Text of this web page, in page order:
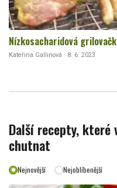
Nízkosacharidová
Kateřina Gallinová · 8. 6. 2023
Další recepty, které
chutnat
Nejnovější Nejoblíbenější